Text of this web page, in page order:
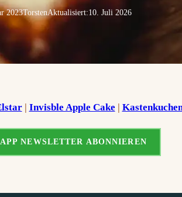
2023TorstenAktualisiert:10. Juli 2026
| Invisble Apple Cake
NEWSLETTER ABONNIEREN